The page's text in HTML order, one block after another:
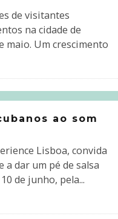
de visitantes
na cidade de
maio. Um crescimento
ao som
Lisboa, convida
dar um pé de salsa
de junho, pela...